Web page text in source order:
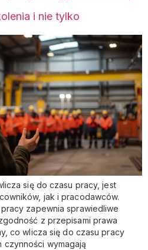
i nie tylko
się do czasu pracy, jest
jak i pracodawców.
zapewnia sprawiedliwe
z przepisami prawa
co wlicza się do czasu pracy
wymagają